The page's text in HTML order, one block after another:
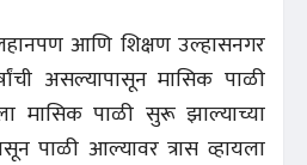
आणि शिक्षण उल्हासनगर
असल्यापासून मासिक पाळी
मासिक पाळी सुरू झाल्याच्या
पाळी आल्यावर त्रास व्हायला